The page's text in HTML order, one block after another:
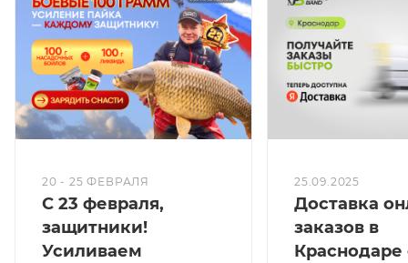
20 - 25 ФЕВРАЛЯ
С 23 февраля,
защитники!
Усиливаем
25.09.2025
Доставка
заказов в
Краснодаре